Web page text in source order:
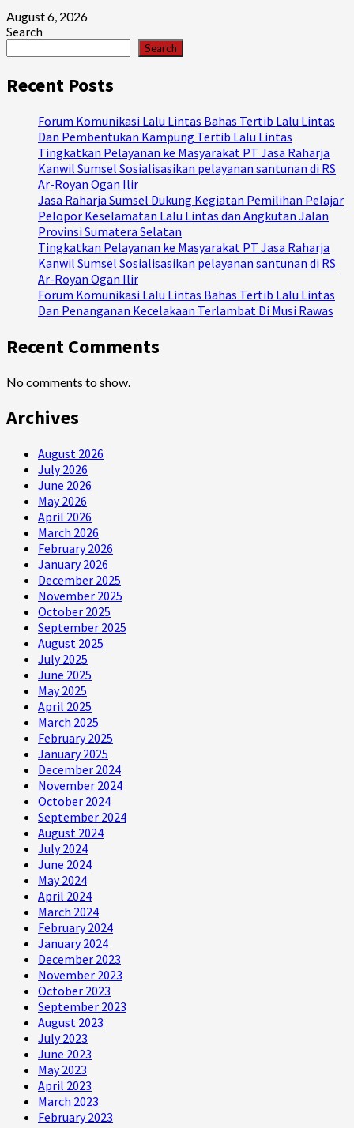
August 6, 2026
Search
Search
Recent Posts
Forum Komunikasi Lalu Lintas Bahas Tertib Lalu Lintas
Dan Pembentukan Kampung Tertib Lalu Lintas
Tingkatkan Pelayanan ke Masyarakat PT Jasa Raharja
Kanwil Sumsel Sosialisasikan pelayanan santunan di RS
Ar-Royan Ogan Ilir
Jasa Raharja Sumsel Dukung Kegiatan Pemilihan Pelajar
Pelopor Keselamatan Lalu Lintas dan Angkutan Jalan
Provinsi Sumatera Selatan
Tingkatkan Pelayanan ke Masyarakat PT Jasa Raharja
Kanwil Sumsel Sosialisasikan pelayanan santunan di RS
Ar-Royan Ogan Ilir
Forum Komunikasi Lalu Lintas Bahas Tertib Lalu Lintas
Dan Penanganan Kecelakaan Terlambat Di Musi Rawas
Recent Comments
No comments to show.
Archives
August 2026
July 2026
June 2026
May 2026
April 2026
March 2026
February 2026
January 2026
December 2025
November 2025
October 2025
September 2025
August 2025
July 2025
June 2025
May 2025
April 2025
March 2025
February 2025
January 2025
December 2024
November 2024
October 2024
September 2024
August 2024
July 2024
June 2024
May 2024
April 2024
March 2024
February 2024
January 2024
December 2023
November 2023
October 2023
September 2023
August 2023
July 2023
June 2023
May 2023
April 2023
March 2023
February 2023